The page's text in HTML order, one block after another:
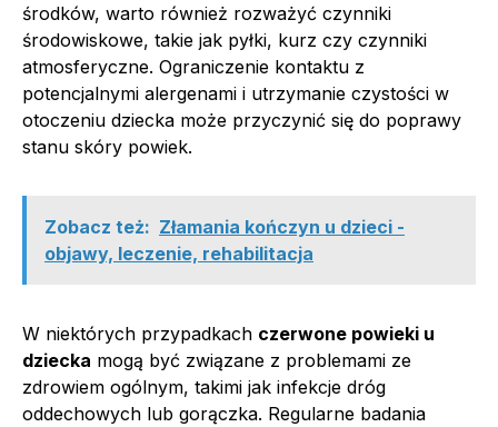
środków, warto również rozważyć czynniki
środowiskowe, takie jak pyłki, kurz czy czynniki
atmosferyczne. Ograniczenie kontaktu z
potencjalnymi alergenami i utrzymanie czystości w
otoczeniu dziecka może przyczynić się do poprawy
stanu skóry powiek.
Zobacz też: Złamania kończyn u dzieci -
objawy, leczenie, rehabilitacja
W niektórych przypadkach czerwone powieki u
dziecka mogą być związane z problemami ze
zdrowiem ogólnym, takimi jak infekcje dróg
oddechowych lub gorączka. Regularne badania